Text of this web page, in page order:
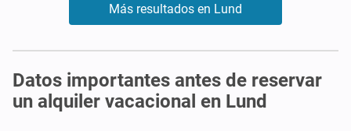
Más resultados en Lund
Datos importantes antes de reservar
un alquiler vacacional en Lund